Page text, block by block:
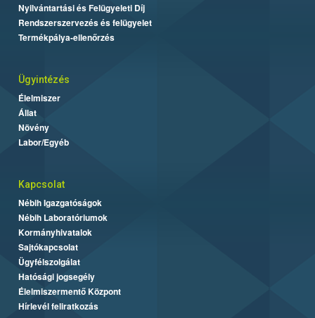
Nyilvántartási és Felügyeleti Díj
Rendszerszervezés és felügyelet
Termékpálya-ellenőrzés
Ügyintézés
Élelmiszer
Állat
Növény
Labor/Egyéb
Kapcsolat
Nébih Igazgatóságok
Nébih Laboratóriumok
Kormányhivatalok
Sajtókapcsolat
Ügyfélszolgálat
Hatósági jogsegély
Élelmiszermentő Központ
Hírlevél feliratkozás